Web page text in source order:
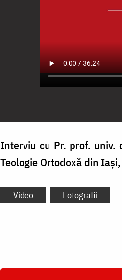
Interviu cu Pr. prof. univ.
Teologie Ortodoxă din
Video Fotografii